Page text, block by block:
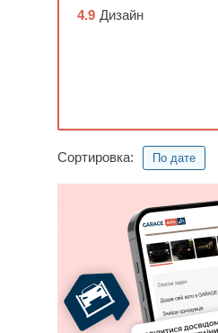
Дизайн
4.9
Сортировка: По дате